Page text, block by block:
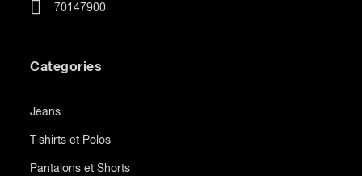
70147900
Categories
Jeans
T-shirts et Polos
Pantalons et Shorts